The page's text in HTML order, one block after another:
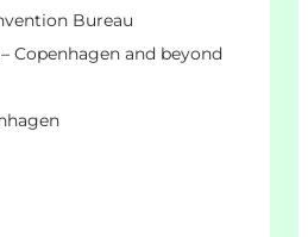
Bureau
Copenhagen and beyond